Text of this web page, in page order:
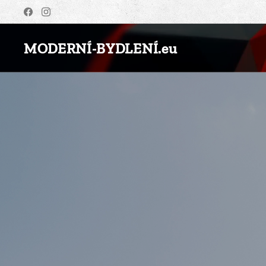
MODERNÍ-BYDLENÍ.eu